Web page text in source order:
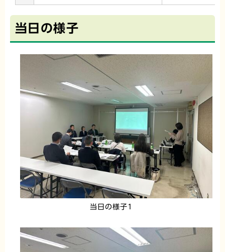
当日の様子
当日の様子1